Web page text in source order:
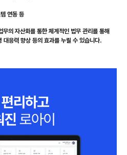
연동 등
무의 자산화를 통한체계적인 법무 관리를 통해
대응력 향상 등의 효과를 누릴 수 있습니다.